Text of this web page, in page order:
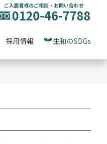
ご入居者様のご相談・お問い合わせ
0120-46-7788
採用情報 生和のSDGs